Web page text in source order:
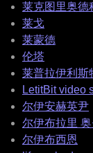
莱克图里奥德
莱戈
莱蒙德
伦塔
莱普拉伊利斯
LetitBit video
尔伊安赫英尹
尔伊布拉里
尔伊布西恩